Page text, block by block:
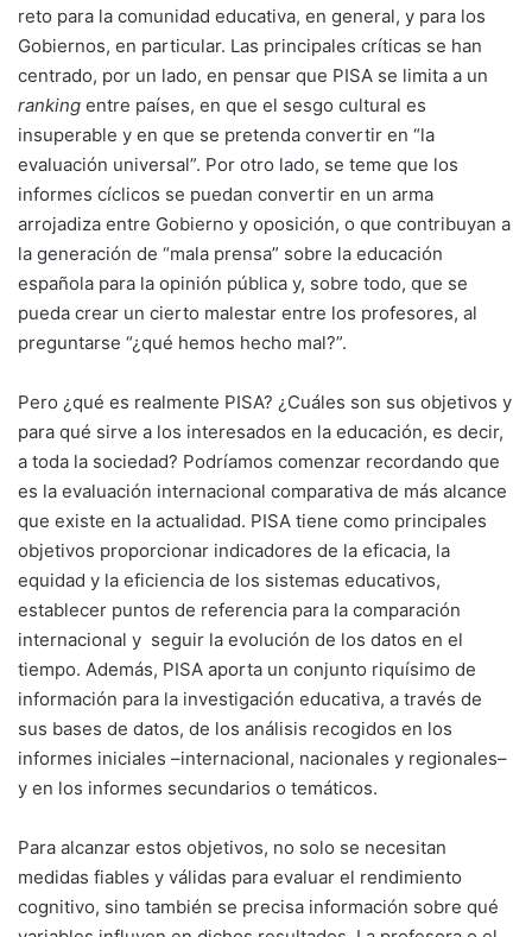
reto para la comunidad educativa, en general, y para los
Gobiernos, en particular. Las principales críticas se han
centrado, por un lado, en pensar que PISA se limita a un
ranking entre países, en que el sesgo cultural es
insuperable y en que se pretenda convertir en “la
evaluación universal”. Por otro lado, se teme que los
informes cíclicos se puedan convertir en un arma
arrojadiza entre Gobierno y oposición, o que contribuyan a
la generación de “mala prensa” sobre la educación
española para la opinión pública y, sobre todo, que se
pueda crear un cierto malestar entre los profesores, al
preguntarse “¿qué hemos hecho mal?”.
Pero ¿qué es realmente PISA? ¿Cuáles son sus objetivos y
para qué sirve a los interesados en la educación, es decir,
a toda la sociedad? Podríamos comenzar recordando que
es la evaluación internacional comparativa de más alcance
que existe en la actualidad. PISA tiene como principales
objetivos proporcionar indicadores de la eficacia, la
equidad y la eficiencia de los sistemas educativos,
establecer puntos de referencia para la comparación
internacional y seguir la evolución de los datos en el
tiempo. Además, PISA aporta un conjunto riquísimo de
información para la investigación educativa, a través de
sus bases de datos, de los análisis recogidos en los
informes iniciales –internacional, nacionales y regionales–
y en los informes secundarios o temáticos.
Para alcanzar estos objetivos, no solo se necesitan
medidas fiables y válidas para evaluar el rendimiento
cognitivo, sino también se precisa información sobre qué